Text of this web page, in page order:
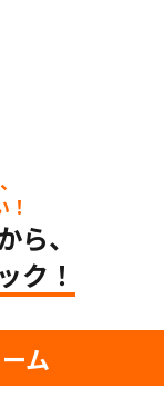
ら、
ク！
ム